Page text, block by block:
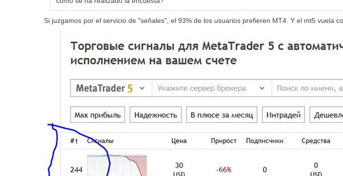
Si juzgamos por el servicio de "señales", el 93% de los usuarios prefieren MT4. Y el mt5 vuela